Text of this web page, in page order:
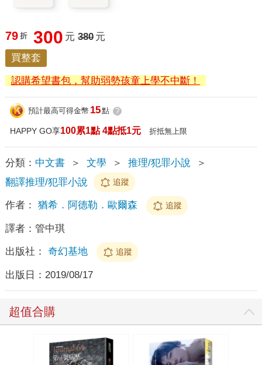
79 折 300 元 380 元
買整套
認購希望書包，幫助弱勢孩童上學不中斷！
預計最高可得金幣 15點 ?
HAPPY GO享100累1點 4點抵1元 折抵無上限
分類： 中文書 ＞ 文學 ＞ 推理/犯罪小說
＞
翻譯推理/犯罪小說
追蹤
作者： 猶希．阿德勒．歐爾森 追蹤
譯者： 管中琪
出版社： 奇幻基地 追蹤
出版日： 2019/08/17
超值合購